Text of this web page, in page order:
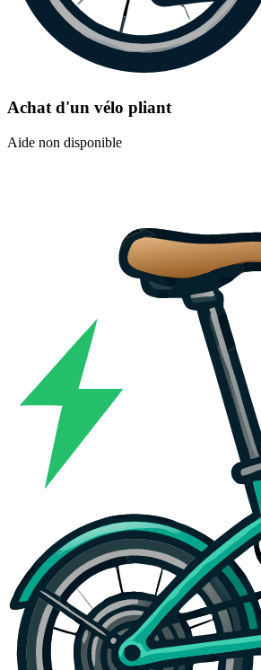
Achat d'un vélo pliant
Aide non disponible